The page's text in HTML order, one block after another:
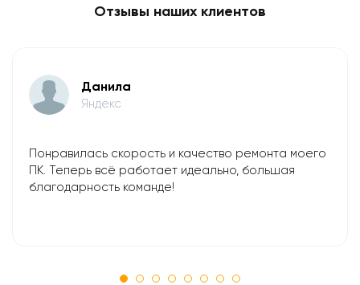
Отзывы наших клиентов
Данила
Яндекс
Понравилась скорость и качество ремонта моего
ПК. Теперь всё работает идеально, большая
благодарность команде!